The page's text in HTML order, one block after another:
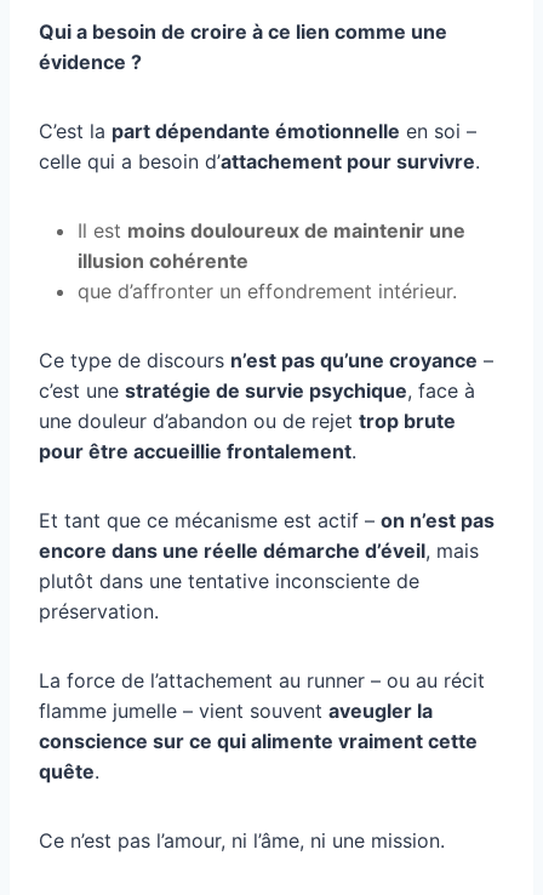
Qui a besoin de croire à ce lien comme une
évidence ?
C’est la part dépendante émotionnelle en soi –
celle qui a besoin d’attachement pour survivre.
Il est moins douloureux de maintenir une
illusion cohérente
que d’affronter un effondrement intérieur.
Ce type de discours n’est pas qu’une croyance –
c’est une stratégie de survie psychique, face à
une douleur d’abandon ou de rejet trop brute
pour être accueillie frontalement.
Et tant que ce mécanisme est actif – on n’est pas
encore dans une réelle démarche d’éveil, mais
plutôt dans une tentative inconsciente de
préservation.
La force de l’attachement au runner – ou au récit
flamme jumelle – vient souvent aveugler la
conscience sur ce qui alimente vraiment cette
quête.
Ce n’est pas l’amour, ni l’âme, ni une mission.